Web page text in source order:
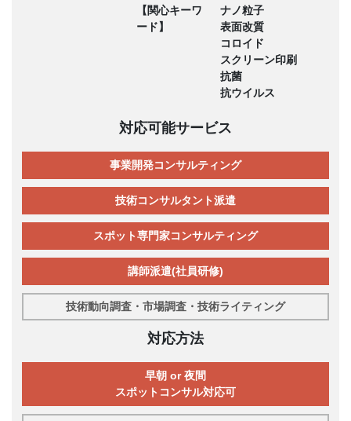
【関心キーワ
ード】
ナノ粒子
表面改質
コロイド
スクリーン印刷
抗菌
抗ウイルス
対応可能サービス
事業開発コンサルティング
技術コンサルタント派遣
スポット専門家コンサルティング
講師派遣(社員研修)
技術動向調査・市場調査・技術ライティング
対応方法
早朝 or 夜間
スポットコンサル対応可